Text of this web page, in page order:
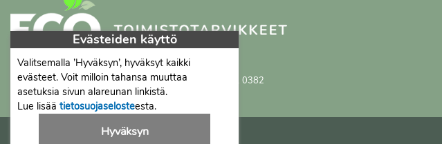
Proficient Co OyFI07452333
Ma-To 8-16, Pe 8-15 | myynti@proficient.fi | Puh: 050 341 0382
Tellervonkatu 10 70500 Kuopio
Evästeiden käyttö
Valitsemalla ’Hyväksyn’, hyväksyt kaikki
evästeet. Voit milloin tahansa muuttaa
asetuksia sivun alareunan linkistä.
Lue lisää tietosuojaselosteesta.
Hyväksyn